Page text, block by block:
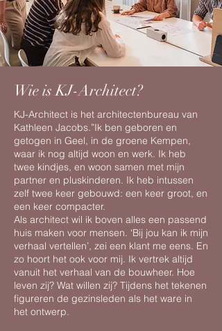
Wie is KJ-Architect?
KJ-Architect is het architectenbureau van
Kathleen Jacobs.”Ik ben geboren en
getogen in Geel, in de groene Kempen,
waar ik nog altijd woon en werk. Ik heb
twee kindjes, en woon samen met mijn
partner en pluskinderen. Ik heb intussen
zelf twee keer gebouwd: een keer groot, en
een keer compacter.
Als architect wil ik boven alles een passend
huis maken voor mensen. ‘Bij jou kan ik mijn
verhaal vertellen’, zei een klant me eens. En
zo hoort het ook voor mij. Ik vertrek altijd
vanuit het verhaal van de bouwheer. Hoe
leven zij? Wat willen zij? Tijdens het tekenen
figureren de gezinsleden als het ware in
het ontwerp.